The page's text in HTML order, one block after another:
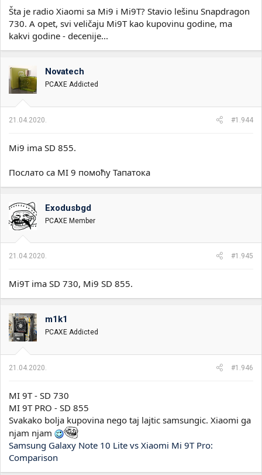
Šta je radio Xiaomi sa Mi9 i Mi9T? Stavio lešinu Snapdragon
730. A opet, svi veličaju Mi9T kao kupovinu godine, ma
kakvi godine - decenije...
Novatech
PCAXE Addicted
21.04.2020. #1.944
Mi9 ima SD 855.
Послато са MI 9 помоћу Тапатока
Exodusbgd
PCAXE Member
21.04.2020. #1.945
Mi9T ima SD 730, Mi9 SD 855.
m1k1
PCAXE Addicted
21.04.2020. #1.946
MI 9T - SD 730
MI 9T PRO - SD 855
Svakako bolja kupovina nego taj lajtic samsungic. Xiaomi ga
njam njam
Samsung Galaxy Note 10 Lite vs Xiaomi Mi 9T Pro:
Comparison